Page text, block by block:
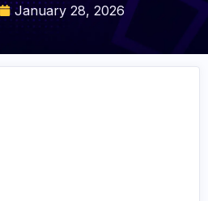
January 28, 2026